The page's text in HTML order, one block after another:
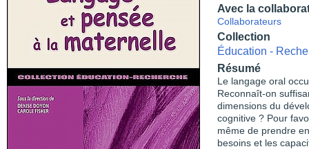
Avec la
Collaborateurs
Collection
Éducation -
Résumé
Le langage oral
Reconnaît-on
dimensions du
cognitive ? Pour
même de prendre
besoins et les